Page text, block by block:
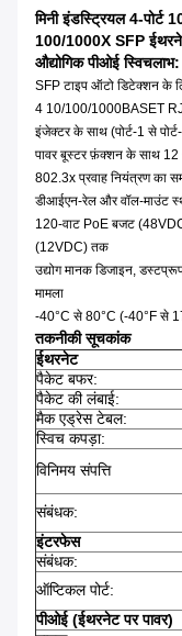
मिनी इंडस्ट्रियल 4-
100/1000X SFP
औद्योगिक पीओई स्विचलाभ:
SFP टाइप ऑटो डिटेक्शन के
4 10/100/1000BASET
इंजेक्टर के साथ (पोर्ट-1 से
पावर बूस्टर फ़ंक्शन के साथ 12
802.3x प्रवाह नियंत्रण का
डीआईएन-रेल और वॉल-माउंट
120-वाट PoE बजट
(12VDC) तक
उद्योग मानक डिजाइन,
मामला
-40°C से 80°C (-40°F से
तकनीकी सूचकांक
ईथरनेट
पैकेट बफर:
पैकेट की लंबाई:
मैक एड्रेस टेबल:
स्विच कपड़ा:
विनिमय संपत्ति
संबंधक:
इंटरफेस
संबंधक:
ऑप्टिकल पोर्ट:
पीओई (ईथरनेट पर पावर)